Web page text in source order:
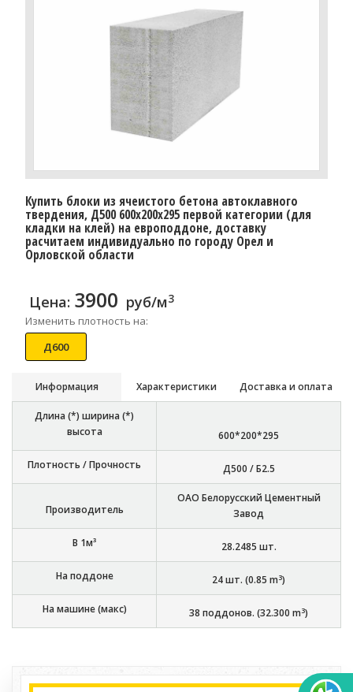
Купить блоки из ячеистого бетона автоклавного
твердения, Д500 600x200x295 первой категории (для
кладки на клей) на европоддоне, доставку
расчитаем индивидуально по городу Орел и
Орловской области
Цена: 3900 руб/м3
Изменить плотность на:
Д600
Информация Характеристики Доставка и оплата
Длина (*) ширина (*)
высота
600*200*295
Плотность / Прочность Д500 / Б2.5
Производитель
ОАО Белорусский Цементный
Завод
В 1м³ 28.2485 шт.
На поддоне 24шт. (0.85 m3)
На машине (макс) 38 поддонов. (32.300 m3)